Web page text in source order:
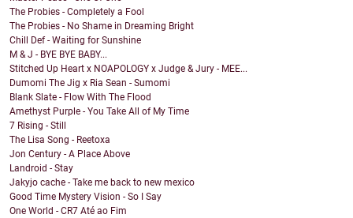
The Probies - Completely a Fool
The Probies - No Shame in Dreaming Bright
Chill Def - Waiting for Sunshine
M & J - BYE BYE BABY...
Stitched Up Heart x NOAPOLOGY x Judge & Jury - MEE...
Dumomi The Jig x Ria Sean - Sumomi
Blank Slate - Flow With The Flood
Amethyst Purple - You Take All of My Time
7 Rising - Still
The Lisa Song - Reetoxa
Jon Century - A Place Above
Landroid - Stay
Jakyjo cache - Take me back to new mexico
Good Time Mystery Vision - So I Say
One World - CR7 Até ao Fim